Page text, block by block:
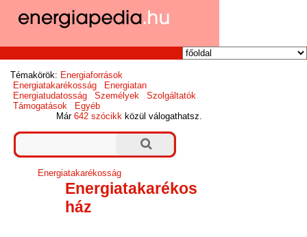
Témakörök: Energiaforrások
Energiatakarékosság
Energiatan
Energiatudatosság
Személyek
Szolgáltatók
Támogatások
Egyéb
Már642 szócikk közül válogathatsz.
Energiatakarékosság
Energiatakarékos
ház